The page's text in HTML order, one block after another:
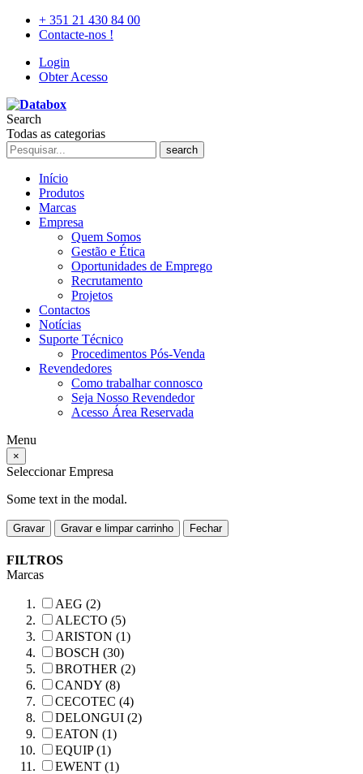
+ 351 21 430 84 00
Contacte-nos !
Login
Obter Acesso
Search
Todas as categorias
search
Início
Produtos
Marcas
Empresa
Quem Somos
Gestão e Ética
Oportunidades de Emprego
Recrutamento
Projetos
Contactos
Notícias
Suporte Técnico
Procedimentos Pós-Venda
Revendedores
Como trabalhar connosco
Seja Nosso Revendedor
Acesso Área Reservada
Menu
×
Seleccionar Empresa
Some text in the modal.
Gravar Gravar e limpar carrinho Fechar
FILTROS
Marcas
AEG (2)
ALECTO (5)
ARISTON (1)
BOSCH (30)
BROTHER (2)
CANDY (8)
CECOTEC (4)
DELONGUI (2)
EATON (1)
EQUIP (1)
EWENT (1)